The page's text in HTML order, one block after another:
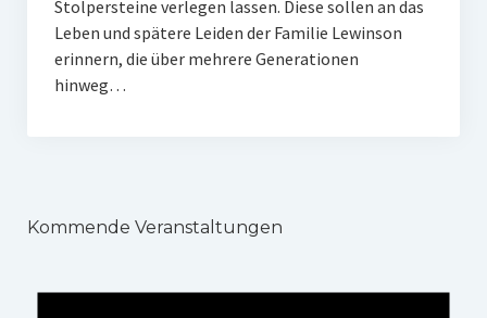
Stains in the Sun
Dialog
Stolpersteine verlegen lassen. Diese sollen an das
Leben und spätere Leiden der Familie Lewinson
erinnern, die über mehrere Generationen
hinweg…
Kommende Veranstaltungen